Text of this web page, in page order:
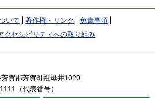
いて 著作権・リンク
免責事項
クセシビリティへの取り組み
賀郡芳賀町祖母井1020
（代表番号）